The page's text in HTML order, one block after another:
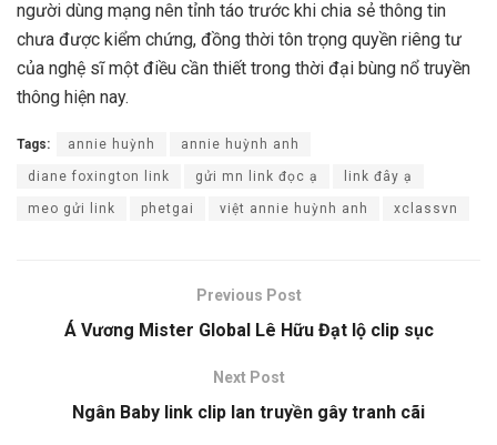
người dùng mạng nên tỉnh táo trước khi chia sẻ thông tin
chưa được kiểm chứng, đồng thời tôn trọng quyền riêng tư
của nghệ sĩ một điều cần thiết trong thời đại bùng nổ truyền
thông hiện nay.
Tags: annie huỳnh annie huỳnh anh
diane foxington link gửi mn link đọc ạ link đây ạ
meo gửi link phetgai việt annie huỳnh anh xclassvn
Previous Post
Á Vương Mister Global Lê Hữu Đạt lộ clip sục
Next Post
Ngân Baby link clip lan truyền gây tranh cãi